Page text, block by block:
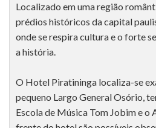
Localizado em uma região
prédios históricos da capital
onde se respira cultura e o forte
a história.
O Hotel Piratininga localiza-se
pequeno Largo General Osório,
Escola de Música Tom Jobim e o